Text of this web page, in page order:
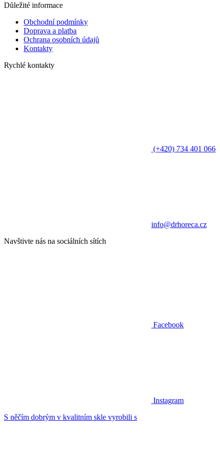
Důležité informace
Obchodní podmínky
Doprava a platba
Ochrana osobních údajů
Kontakty
Rychlé kontakty
(+420) 734 401 066
info@drhoreca.cz
Navštivte nás na sociálních sítích
Facebook
Instagram
S něčím dobrým v kvalitním skle vyrobili s